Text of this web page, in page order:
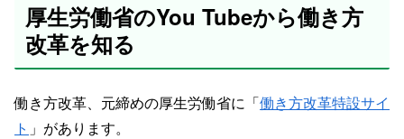
厚生労働省のYou Tubeから働き方
改革を知る
働き方改革、元締めの厚生労働省に「働き方改革特設サイ
ト 」があります。